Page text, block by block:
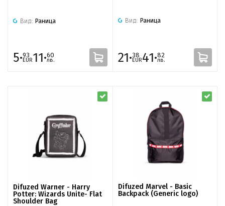
Вид: Раница
5·93
EUR11·60
лв.
Вид: Раница
21·38
EUR41·82
лв.
Difuzed Warner - Harry
Potter: Wizards Unite- Flat
Shoulder Bag
Difuzed Marvel - Basic
Backpack (Generic logo)